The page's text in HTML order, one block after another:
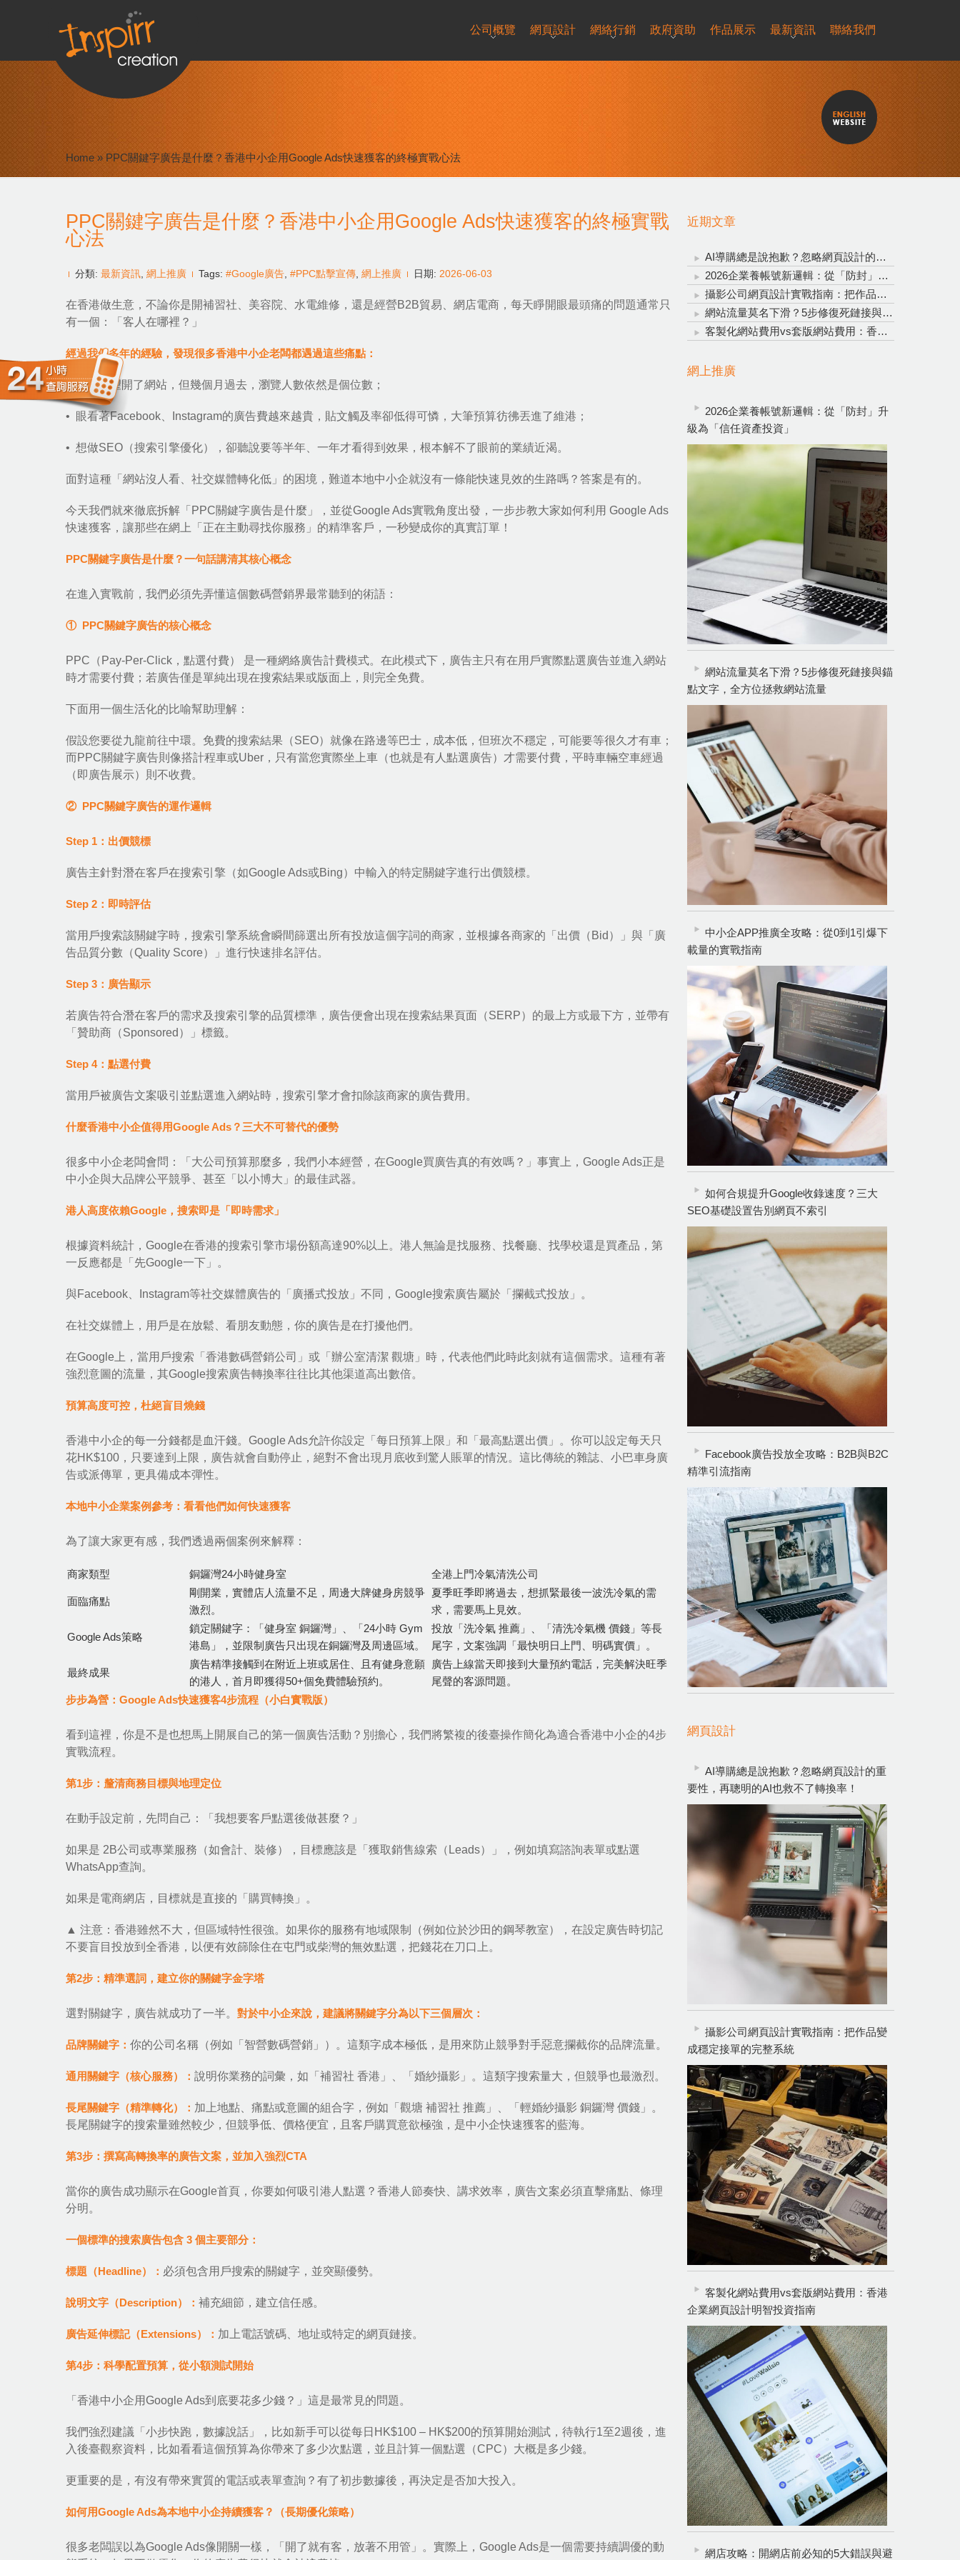
公司概覽 網頁設計 網絡行銷 政府資助 作品展示 最新資訊 聯絡我們
Home» PPC關鍵字廣告是什麼？香港中小企用Google Ads快速獲客的終極實戰心法
近期文章
AI導購總是說抱歉？忽略網頁設計的重要性，再聰明的AI也救不了轉換率！
2026企業養帳號新邏輯：從「防封」升級為「信任資產投資」
攝影公司網頁設計實戰指南：把作品變成穩定接單的完整系統
網站流量莫名下滑？5步修復死鏈接與錨點文字，全方位拯救網站流量
客製化網站費用vs套版網站費用：香港企業網頁設計明智投資指南
網上推廣
2026企業養帳號新邏輯：從「防封」升
級為「信任資產投資」
網站流量莫名下滑？5步修復死鏈接與錨
點文字，全方位拯救網站流量
中小企APP推廣全攻略：從0到1引爆下
載量的實戰指南
如何合規提升Google收錄速度？三大
SEO基礎設置告別網頁不索引
Facebook廣告投放全攻略：B2B與B2C
精準引流指南
網頁設計
AI導購總是說抱歉？忽略網頁設計的重
要性，再聰明的AI也救不了轉換率！
攝影公司網頁設計實戰指南：把作品變
成穩定接單的完整系統
客製化網站費用vs套版網站費用：香港
企業網頁設計明智投資指南
網店攻略：開網店前必知的5大錯誤與避
PPC關鍵字廣告是什麼？香港中小企用Google Ads快速獲客的終極實戰
心法
分類: 最新資訊 網上推廣 Tags: #Google廣告 #PPC點擊宣傳 網上推廣 日期: 2026-06-03
在香港做生意，不論你是開補習社、美容院、水電維修，還是經營B2B貿易、網店電商，每天睜開眼最頭痛的問題通常只
有一個：「客人在哪裡？」
經過我們多年的經驗，發現很多香港中小企老闆都遇過這些痛點：
• 滿懷希望開了網站，但幾個月過去，瀏覽人數依然是個位數；
• 眼看著Facebook、Instagram的廣告費越來越貴，貼文觸及率卻低得可憐，大筆預算彷彿丟進了維港；
• 想做SEO （搜索引擎優化），卻聽說要等半年、一年才看得到效果，根本解不了眼前的業績近渴。
面對這種「網站沒人看、社交媒體轉化低」的困境，難道本地中小企就沒有一條能快速見效的生路嗎？答案是有的。
今天我們就來徹底拆解「 PPC關鍵字廣告是什麼」，並從Google Ads實戰角度出發，一步步教大家如何利用 Google Ads
快速獲客，讓那些在網上「正在主動尋找你服務」的精準客戶，一秒變成你的真實訂單！
PPC關鍵字廣告是什麼？一句話講清其核心概念
在進入實戰前，我們必須先弄懂這個數碼營銷界最常聽到的術語：
① PPC關鍵字廣告的核心概念
PPC（Pay-Per-Click，點選付費） 是一種網絡廣告計費模式。在此模式下，廣告主只有在用戶實際點選廣告並進入網站
時才需要付費；若廣告僅是單純出現在搜索結果或版面上，則完全免費。
下面用一個生活化的比喻幫助理解：
假設您要從九龍前往中環。免費的搜索結果（SEO）就像在路邊等巴士，成本低，但班次不穩定，可能要等很久才有車；
而PPC關鍵字廣告則像搭計程車或Uber，只有當您實際坐上車（也就是有人點選廣告）才需要付費，平時車輛空車經過
（即廣告展示）則不收費。
② PPC關鍵字廣告的運作邏輯
Step 1：出價競標
廣告主針對潛在客戶在搜索引擎（如Google Ads或Bing）中輸入的特定關鍵字進行出價競標。
Step 2：即時評估
當用戶搜索該關鍵字時，搜索引擎系統會瞬間篩選出所有投放這個字詞的商家，並根據各商家的「出價（Bid）」與「廣
告品質分數（Quality Score）」進行快速排名評估。
Step 3：廣告顯示
若廣告符合潛在客戶的需求及搜索引擎的品質標準，廣告便會出現在搜索結果頁面（SERP）的最上方或最下方，並帶有
「贊助商（Sponsored）」標籤。
Step 4：點選付費
當用戶被廣告文案吸引並點選進入網站時，搜索引擎才會扣除該商家的廣告費用。
什麼香港中小企值得用Google Ads？三大不可替代的優勢
很多中小企老闆會問：「大公司預算那麼多，我們小本經營，在Google買廣告真的有效嗎？」事實上，Google Ads正是
中小企與大品牌公平競爭、甚至「以小博大」的最佳武器。
港人高度依賴Google，搜索即是「即時需求」
根據資料統計，Google在香港的搜索引擎市場份額高達90%以上。港人無論是找服務、找餐廳、找學校還是買產品，第
一反應都是「先Google一下」。
與Facebook、Instagram等社交媒體廣告的「廣播式投放」不同， Google搜索廣告屬於「攔截式投放」。
在社交媒體上，用戶是在放鬆、看朋友動態，你的廣告是在打擾他們。
在Google上，當用戶搜索「香港數碼營銷公司」或「辦公室清潔 觀塘」時，代表他們此時此刻就有這個需求。這種有著
強烈意圖的流量，其Google搜索廣告轉換率往往比其他渠道高出數倍。
預算高度可控，杜絕盲目燒錢
香港中小企的每一分錢都是血汗錢。Google Ads允許你設定「每日預算上限」和「最高點選出價」。你可以設定每天只
花HK$100，只要達到上限，廣告就會自動停止，絕對不會出現月底收到驚人賬單的情況。這比傳統的雜誌、小巴車身廣
告或派傳單，更具備成本彈性。
本地中小企業案例參考：看看他們如何快速獲客
為了讓大家更有感，我們透過兩個案例來解釋：
商家類型 銅鑼灣24小時健身室 全港上門冷氣清洗公司
面臨痛點
剛開業，實體店人流量不足，周邊大牌健身房競爭
激烈。
夏季旺季即將過去，想抓緊最後一波洗冷氣的需
求，需要馬上見效。
Google Ads策略
鎖定關鍵字：「健身室 銅鑼灣」、「24小時 Gym
港島」，並限制廣告只出現在銅鑼灣及周邊區域。
投放「洗冷氣 推薦」、「清洗冷氣機 價錢」等長
尾字，文案強調「最快明日上門、明碼實價」。
最終成果
廣告精準接觸到在附近上班或居住、且有健身意願
的港人，首月即獲得50+個免費體驗預約。
廣告上線當天即接到大量預約電話，完美解決旺季
尾聲的客源問題。
步步為營：Google Ads快速獲客4步流程（小白實戰版）
看到這裡，你是不是也想馬上開展自己的第一個廣告活動？別擔心，我們將繁複的後臺操作簡化為適合香港中小企的4步
實戰流程。
第1步：釐清商務目標與地理定位
在動手設定前，先問自己：「我想要客戶點選後做甚麼？」
如果是 2B公司或專業服務（如會計、裝修），目標應該是「獲取銷售線索（Leads）」，例如填寫諮詢表單或點選
WhatsApp查詢。
如果是電商網店，目標就是直接的「購買轉換」。
▲ 注意：香港雖然不大，但區域特性很強。如果你的服務有地域限制（例如位於沙田的鋼琴教室），在設定廣告時切記
不要盲目投放到全香港，以便有效篩除住在屯門或柴灣的無效點選，把錢花在刀口上。
第2步：精準選詞，建立你的關鍵字金字塔
選對關鍵字，廣告就成功了一半。 對於中小企來說，建議將關鍵字分為以下三個層次：
品牌關鍵字： 你的公司名稱（例如「智營數碼營銷」）。這類字成本極低，是用來防止競爭對手惡意攔截你的品牌流量。
通用關鍵字（核心服務）： 說明你業務的詞彙，如「補習社 香港」、「婚紗攝影」。這類字搜索量大，但競爭也最激烈。
長尾關鍵字（精準轉化）： 加上地點、痛點或意圖的組合字，例如「觀塘 補習社 推薦」、「輕婚紗攝影 銅鑼灣 價錢」。
長尾關鍵字的搜索量雖然較少，但競爭低、價格便宜，且客戶購買意欲極強，是中小企快速獲客的藍海。
第3步：撰寫高轉換率的廣告文案，並加入強烈CTA
當你的廣告成功顯示在Google首頁，你要如何吸引港人點選？香港人節奏快、講求效率，廣告文案必須直擊痛點、條理
分明。
一個標準的搜索廣告包含 3 個主要部分：
標題（Headline）： 必須包含用戶搜索的關鍵字，並突顯優勢。
說明文字（Description）： 補充細節，建立信任感。
廣告延伸標記（Extensions）： 加上電話號碼、地址或特定的網頁鏈接。
第4步：科學配置預算，從小額測試開始
「香港中小企用Google Ads到底要花多少錢？」這是最常見的問題。
我們強烈建議「小步快跑，數據說話」，比如新手可以從每日HK$100 – HK$200的預算開始測試，待執行1至2週後，進
入後臺觀察資料，比如看看這個預算為你帶來了多少次點選，並且計算一個點選（CPC）大概是多少錢。
更重要的是，有沒有帶來實質的電話或表單查詢？有了初步數據後，再決定是否加大投入。
如何用Google Ads為本地中小企持續獲客？（長期優化策略）
很多老闆誤以為Google Ads像開關一樣，「開了就有客，放著不用管」。實際上，Google Ads是一個需要持續調優的動